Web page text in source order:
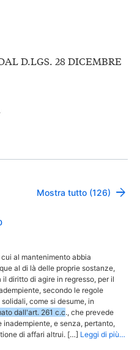
D.LGS. 28 DICEMBRE
Mostra tutto (126)
al mantenimento abbia
al di là delle proprie sostanze,
diritto di agire in regresso, per il
secondo le regole
come si desume, in
dall'art. 261 c.c., che prevede
e senza, pertanto,
di affari altrui. […] Leggi di più…